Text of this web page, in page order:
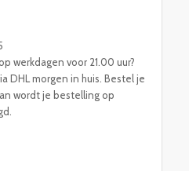
werkdagen voor 21.00 uur?
DHL morgen in huis. Bestel je
wordt je bestelling op